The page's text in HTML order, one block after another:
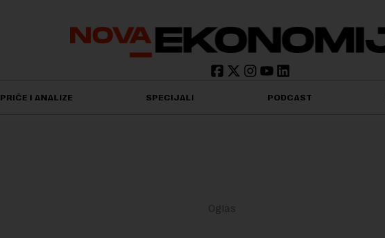
PRIČE I ANALIZE SPECIJALI PODCAST